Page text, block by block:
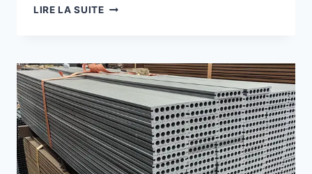
LIRE LA SUITECONSEILS
LOGGIAS
EN
BOIS
PLASTIQUE
:
AMÉLIOREZ
VOTRE
ESPACE